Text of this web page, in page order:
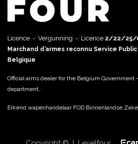
Licence - Vergunning - Licence 2/22/25/
Marchand d’armes reconnu Service
Belgique
Official arms dealer for the Belgium Government
department.
Erkend wapenhandelaar FOD Binnenlandse